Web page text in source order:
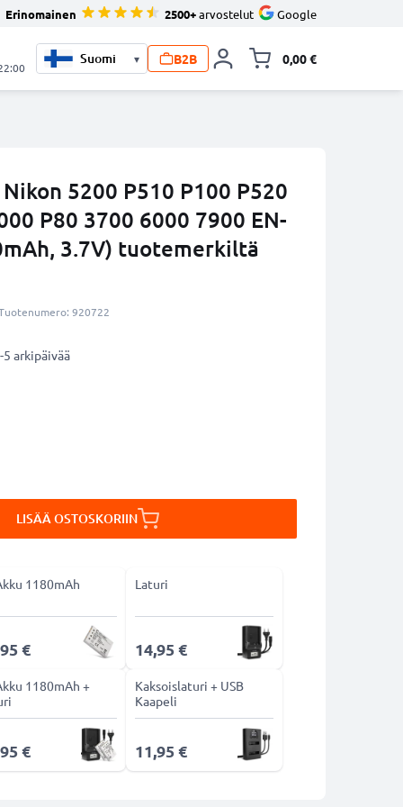
Erinomainen 2500+arvostelut Google
▾ B2B 0,00 €
5200 P510 P100 P520
P80 3700 6000 7900 EN-
3.7V) tuotemerkiltä
920722
arkipäivää
LISÄÄ OSTOSKORIIN
1180mAh
€
Laturi
14,95 €
1180mAh +
€
Kaksoislaturi + USB
Kaapeli
11,95 €